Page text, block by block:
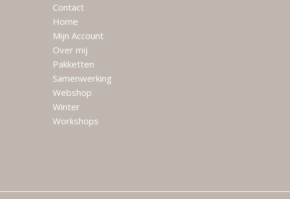
Contact
Home
Mijn Account
Over mij
Pakketten
Samenwerking
Webshop
Winter
Workshops